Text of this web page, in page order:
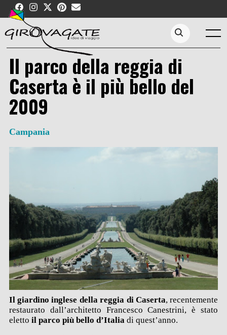
Skip
content
Menu
Search...
Il parco della reggia di
Caserta è il più bello del
2009
Campania
Il giardino inglese della reggia di Caserta, recentemente
restaurato dall’architetto Francesco Canestrini, è stato
eletto il parco più bello d’Italiadi quest’anno.